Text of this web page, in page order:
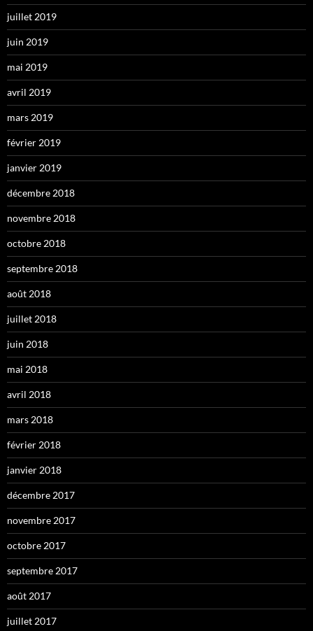
juillet 2019
juin 2019
mai 2019
avril 2019
mars 2019
février 2019
janvier 2019
décembre 2018
novembre 2018
octobre 2018
septembre 2018
août 2018
juillet 2018
juin 2018
mai 2018
avril 2018
mars 2018
février 2018
janvier 2018
décembre 2017
novembre 2017
octobre 2017
septembre 2017
août 2017
juillet 2017